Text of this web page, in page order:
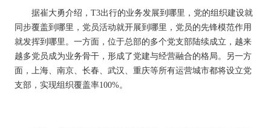
据崔大勇介绍， T3出行的业务发展到哪里，党的组织建设就
同步覆盖到哪里，党员活动就开展到哪里，党员的先锋模范作用
就发挥到哪里。一方面，位于总部的多个党支部陆续成立，越来
越多党员成为业务骨干，形成了党建与经营融合的格局。另一方
面，上海、南京、长春、武汉、重庆等所有运营城市都将设立党
支部，实现组织覆盖率100%。